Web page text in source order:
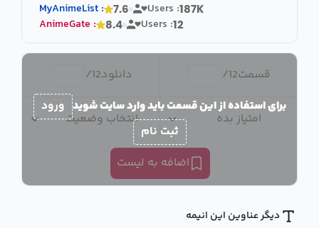
MyAnimeList : 7.6 Users :187K
AnimeGate : 8.4 Users :12
قسمت12
/ دانلود12
/
امتیاز بده انتخاب وضعیت
اضافه به لیست
برای استفاده از این قسمت باید وارد سایت شوید ورود
ثبت نام
دیگر عناوین این انیمه